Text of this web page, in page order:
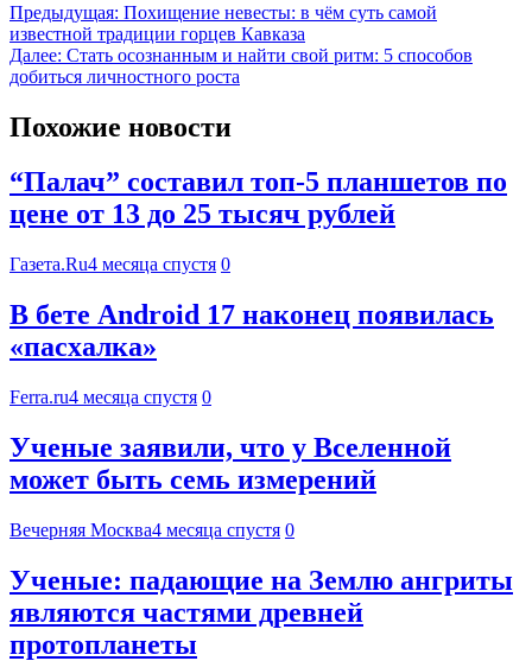
Предыдущая: Похищение невесты: в чём суть самой
известной традиции горцев Кавказа
Далее: Стать осознанным и найти свой ритм: 5 способов
добиться личностного роста
Похожие новости
“Палач” составил топ-5 планшетов по
цене от 13 до 25 тысяч рублей
Газета.Ru4 месяца спустя 0
В бете Android 17 наконец появилась
«пасхалка»
Ferra.ru4 месяца спустя 0
Ученые заявили, что у Вселенной
может быть семь измерений
Вечерняя Москва4 месяца спустя 0
Ученые: падающие на Землю ангриты
являются частями древней
протопланеты